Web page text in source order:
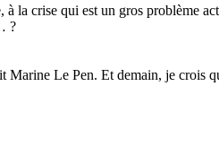
la crise qui est un gros problème
?
Le Pen. Et demain, je crois